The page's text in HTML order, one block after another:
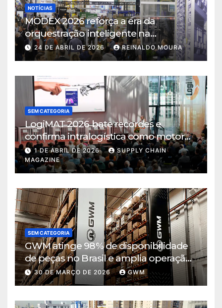
NOTÍCIAS
MODEX 2026 reforça a era da
orquestração inteligente na
intralogística
24 DE ABRIL DE 2026 REINALDO MOURA
SEM CATEGORIA
LogiMAT 2026 bate recordes e
confirma intralogística como motor
de decisão em tempos de incerteza
1 DE ABRIL DE 2026
SUPPLY CHAIN
MAGAZINE
SEM CATEGORIA
GWM atinge 98% de disponibilidade
de peças no Brasil e amplia operação
logística em Cajamar
30 DE MARÇO DE 2026 GWM